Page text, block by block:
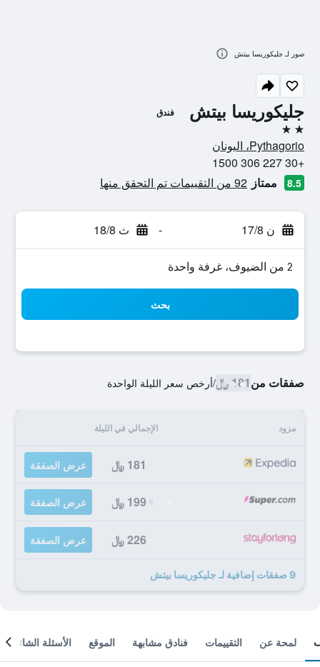
جليكوريسا بيتش فندق
2 نجمتين
Pythagorio، اليونان
+30 227 306 1500
8.5 ممتاز 92 من التقييمات تم التحقق منها
ن 17/8 - ث 18/8
2 من الضيوف، غرفة واحدة
بحث
صفقات من181 ﷼ /أرخص سعر الليلة الواحدة
مزود الإجمالي في الليلة
181 ﷼ عرض الصفقة
199 ﷼ عرض الصفقة
226 ﷼ عرض الصفقة
9 صفقات إضافية لـ جليكوريسا بيتش
صور لـ جليكوريسا بيتش
لمحة عن التقييمات فنادق مشابهة الموقع الأسئلة الشائعة